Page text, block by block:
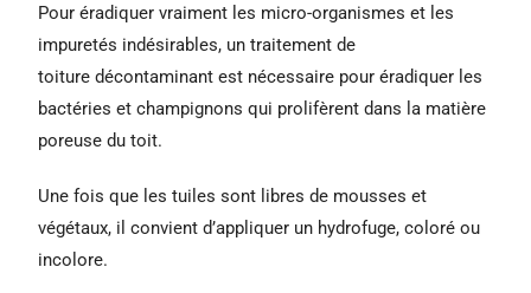
Pour éradiquer vraiment les micro-organismes et les
impuretés indésirables, un traitement de
toiture décontaminant est nécessaire pour éradiquer les
bactéries et champignons qui prolifèrent dans la matière
poreuse du toit.
Une fois que les tuiles sont libres de mousses et
végétaux, il convient d’appliquer un hydrofuge, coloré ou
incolore.